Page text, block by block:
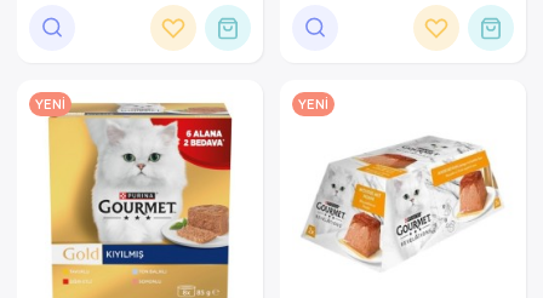
YENI YENI